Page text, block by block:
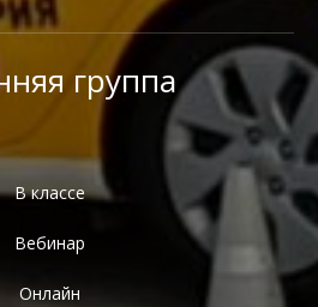
группа
В классе
Вебинар
Онлайн